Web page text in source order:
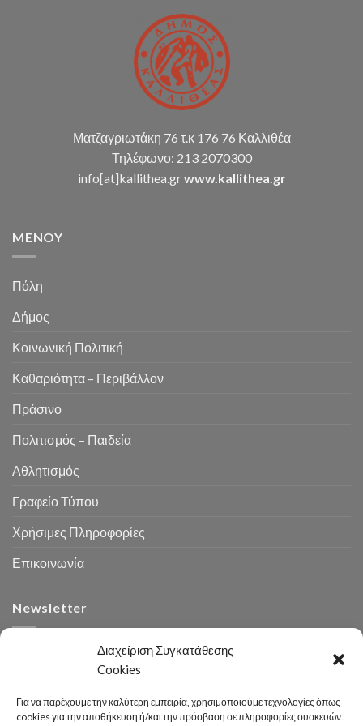
Διαχείριση Συγκατάθεσης
Cookies
Για να παρέχουμε την καλύτερη εμπειρία, χρησιμοποιούμε τεχνολογίες όπως
cookies για την αποθήκευση ή/και την πρόσβαση σε πληροφορίες συσκευών.
καταστάσεων
κ.α.)
Ματζαγριωτάκη 76 τ.κ 176 76 Καλλιθέα
Τηλέφωνο: 213 2070300
info[at]kallithea.grwww.kallithea.gr
MENOY
Πόλη
Δήμος
Κοινωνική Πολιτική
Καθαριότητα – Περιβάλλον
Πράσινο
Πολιτισμός – Παιδεία
Αθλητισμός
Γραφείο Τύπου
Χρήσιμες Πληροφορίες
Επικοινωνία
Newsletter